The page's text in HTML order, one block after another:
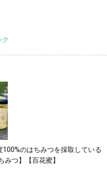
ク
のはちみつを採取している
みつ】【百花蜜】